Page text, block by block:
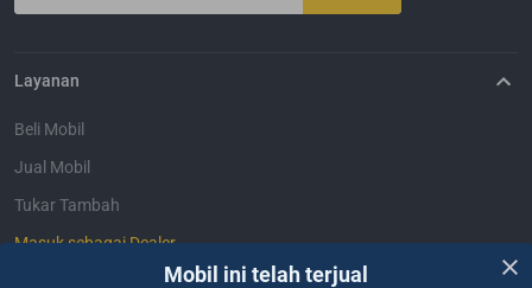
Mobil ini telah terjual
Layanan
Beli Mobil
Jual Mobil
Tukar Tambah
Masuk sebagai Dealer